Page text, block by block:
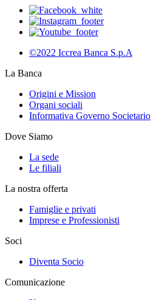
©2022 Iccrea Banca S.p.A
La Banca
Origini e Mission
Organi sociali
Informativa Governo Societario
Dove Siamo
La sede
Le filiali
La nostra offerta
Famiglie e privati
Imprese e Professionisti
Soci
Diventa Socio
Comunicazione